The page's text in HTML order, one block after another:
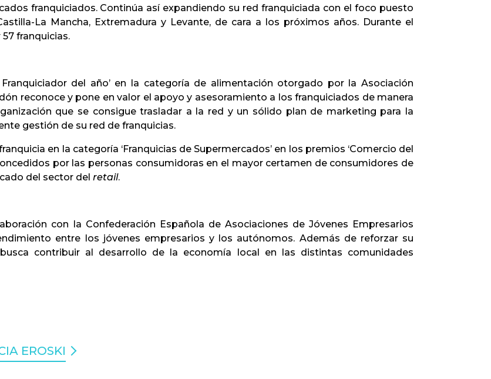
franquiciados. Continúa así expandiendo su red franquiciada con el foco puesto
La Mancha, Extremadura y Levante, de cara a los próximos años. Durante el
franquicias.
del año’ en la categoría de alimentación otorgado por la Asociación
reconoce y pone en valor el apoyo y asesoramiento a los franquiciados de manera
que se consigue trasladar a la red y un sólido plan de marketing para la
gestión de su red de franquicias.
en la categoría ‘Franquicias de Supermercados’ en los premios ‘Comercio del
por las personas consumidoras en el mayor certamen de consumidores de
del sector del retail.
con la Confederación Española de Asociaciones de Jóvenes Empresarios
entre los jóvenes empresarios y los autónomos. Además de reforzar su
contribuir al desarrollo de la economía local en las distintas comunidades
EROSKI